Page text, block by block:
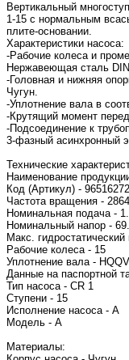
Вертикальный
1-15 с нормальным
плите-основании.
Характеристики насоса:
-Рабочие колеса и
Нержавеющая сталь
-Головная и нижняя
Чугун.
-Уплотнение вала в
-Крутящий момент
-Подсоединение к
3-фазный асинхронный
Технические
Наименование
Код (Артикул) - 96516272
Частота вращения -
Номинальная подача -
Номинальный напор -
Макс.
Рабочие колеса - 15
Уплотнение вала - HQQV
Данные на паспортной
Тип насоса - CR 1
Ступени - 15
Исполнение насоса - A
Модель - A
Материалы: